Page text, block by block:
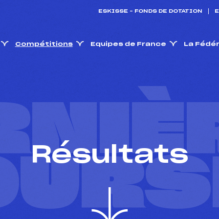
ESKISSE – FONDS DE DOTATION
Compétitions Equipes de France La
Résultats